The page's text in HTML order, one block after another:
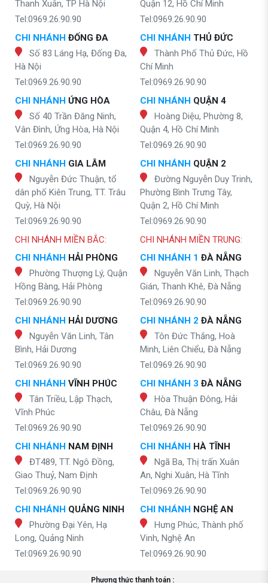
Thanh Xuân, TP Hà Nội
Tel:0969.26.90.90
CHI NHÁNH ĐỐNG ĐA
Số 83 Láng Hạ, Đống Đa,
Hà Nội
Tel:0969.26.90.90
CHI NHÁNH ỨNG HÒA
Số 40 Trần Đăng Ninh,
Vân Đình, Ứng Hòa, Hà Nội
Tel:0969.26.90.90
CHI NHÁNH GIA LÂM
Nguyễn Đức Thuận, tổ
dân phố Kiên Trung, TT. Trâu
Quỳ, Hà Nội
Tel:0969.26.90.90
Quận 12, Hồ Chí Minh
Tel:0969.26.90.90
CHI NHÁNH THỦ ĐỨC
Thành Phố Thủ Đức, Hồ
Chí Minh
Tel:0969.26.90.90
CHI NHÁNH QUẬN 4
Hoàng Diệu, Phường 8,
Quận 4, Hồ Chí Minh
Tel:0969.26.90.90
CHI NHÁNH QUẬN 2
Đường Nguyễn Duy Trinh,
Phường Bình Trưng Tây,
Quận 2, Hồ Chí Minh
Tel:0969.26.90.90
CHI NHÁNH MIỀN BẮC:
CHI NHÁNH HẢI PHÒNG
Phường Thượng Lý, Quận
Hồng Bàng, Hải Phòng
Tel:0969.26.90.90
CHI NHÁNH HẢI DƯƠNG
Nguyễn Văn Linh, Tân
Bình, Hải Dương
Tel:0969.26.90.90
CHI NHÁNH VĨNH PHÚC
Tân Triều, Lập Thạch,
Vĩnh Phúc
Tel:0969.26.90.90
CHI NHÁNH NAM ĐỊNH
ĐT489, TT. Ngô Đồng,
Giao Thuỷ, Nam Định
Tel:0969.26.90.90
CHI NHÁNH QUẢNG NINH
Phường Đại Yên, Hạ
Long, Quảng Ninh
Tel:0969.26.90.90
CHI NHÁNH MIỀN TRUNG:
CHI NHÁNH 1 ĐÀ NẴNG
Nguyễn Văn Linh, Thạch
Gián, Thanh Khê, Đà Nẵng
Tel:0969.26.90.90
CHI NHÁNH 2 ĐÀ NẴNG
Tôn Đức Thắng, Hoà
Minh, Liên Chiểu, Đà Nẵng
Tel:0969.26.90.90
CHI NHÁNH 3 ĐÀ NẴNG
Hòa Thuận Đông, Hải
Châu, Đà Nẵng
Tel:0969.26.90.90
CHI NHÁNH HÀ TĨNH
Ngã Ba, Thị trấn Xuân
An, Nghi Xuân, Hà Tĩnh
Tel:0969.26.90.90
CHI NHÁNH NGHỆ AN
Hưng Phúc, Thành phố
Vinh, Nghệ An
Tel:0969.26.90.90
Phương thức thanh toán :